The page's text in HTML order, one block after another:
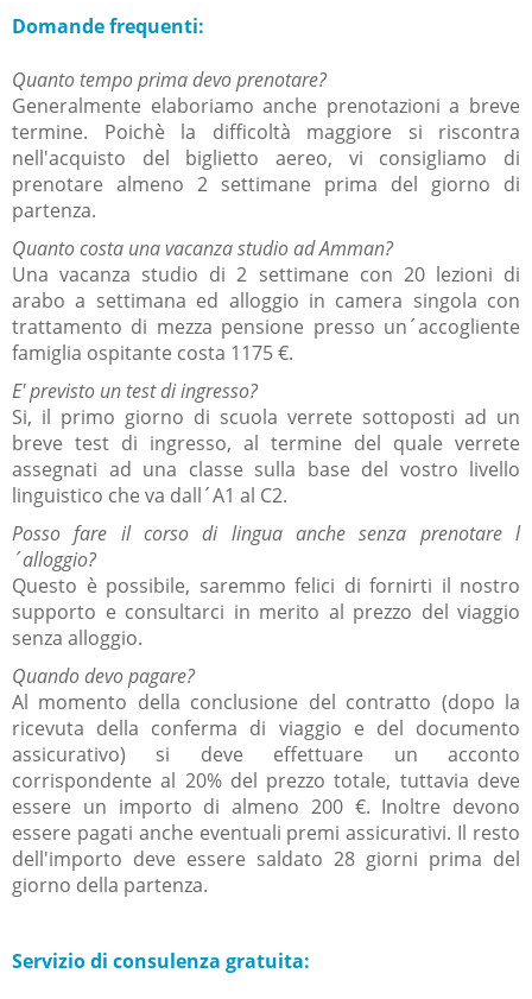
Domande frequenti:
Quanto tempo prima devo prenotare?
Generalmente elaboriamo anche prenotazioni a breve
termine. Poichè la difficoltà maggiore si riscontra
nell'acquisto del biglietto aereo, vi consigliamo di
prenotare almeno 2 settimane prima del giorno di
partenza.
Quanto costa una vacanza studio ad Amman?
Una vacanza studio di 2 settimane con 20 lezioni di
arabo a settimana ed alloggio in camera singola con
trattamento di mezza pensione presso un´accogliente
famiglia ospitante costa 1175 €.
E' previsto un test di ingresso?
Si, il primo giorno di scuola verrete sottoposti ad un
breve test di ingresso, al termine del quale verrete
assegnati ad una classe sulla base del vostro livello
linguistico che va dall´A1 al C2.
Posso fare il corso di lingua anche senza prenotare l
´alloggio?
Questo è possibile, saremmo felici di fornirti il nostro
supporto e consultarci in merito al prezzo del viaggio
senza alloggio.
Quando devo pagare?
Al momento della conclusione del contratto (dopo la
ricevuta della conferma di viaggio e del documento
assicurativo) si deve effettuare un acconto
corrispondente al 20% del prezzo totale, tuttavia deve
essere un importo di almeno 200 €. Inoltre devono
essere pagati anche eventuali premi assicurativi. Il resto
dell'importo deve essere saldato 28 giorni prima del
giorno della partenza.
Servizio di consulenza gratuita: